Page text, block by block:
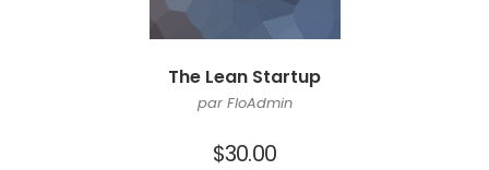
The Lean Startup
par FloAdmin
$30.00